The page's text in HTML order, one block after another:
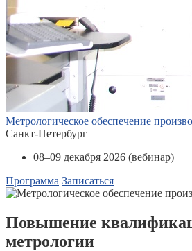
Метрологическое обеспечение
Санкт-Петербург
08–09 декабря 2026 (вебинар)
Программа Записаться
Повышение
метрологии